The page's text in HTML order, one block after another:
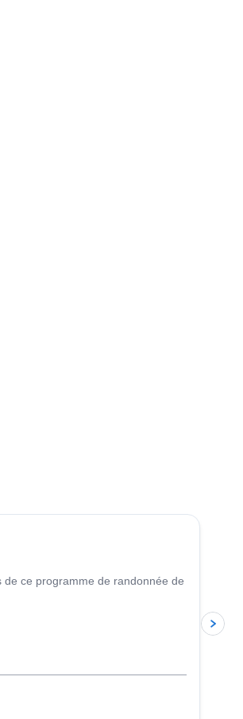
ce programme de randonnée de